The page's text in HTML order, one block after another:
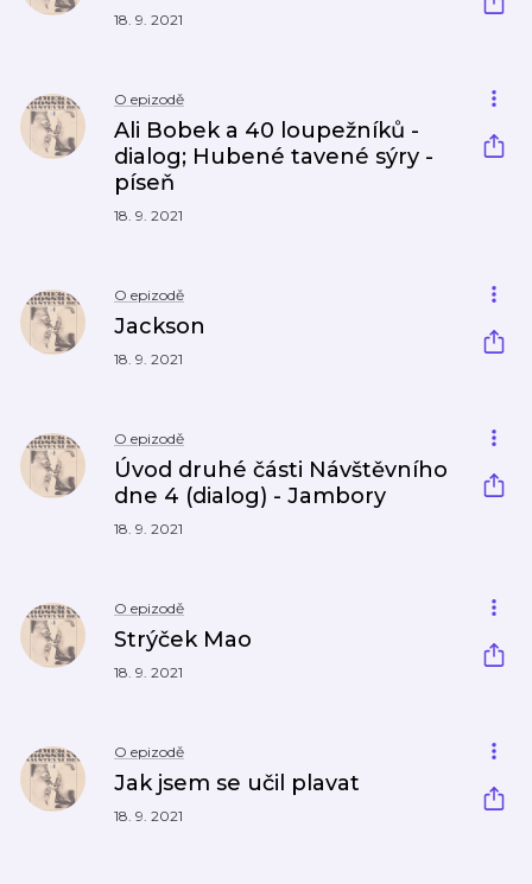
18. 9. 2021
O epizodě
Ali Bobek a 40 loupežníků -
dialog; Hubené tavené sýry -
píseň
18. 9. 2021
O epizodě
Jackson
18. 9. 2021
O epizodě
Úvod druhé části Návštěvního
dne 4 (dialog) - Jambory
18. 9. 2021
O epizodě
Strýček Mao
18. 9. 2021
O epizodě
Jak jsem se učil plavat
18. 9. 2021